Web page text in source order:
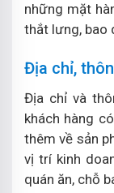
những mặt
thắt lưng, bao
Địa chỉ,
Địa chỉ và
khách hàng
thêm về sản
vị trí kinh
quán ăn, chỗ